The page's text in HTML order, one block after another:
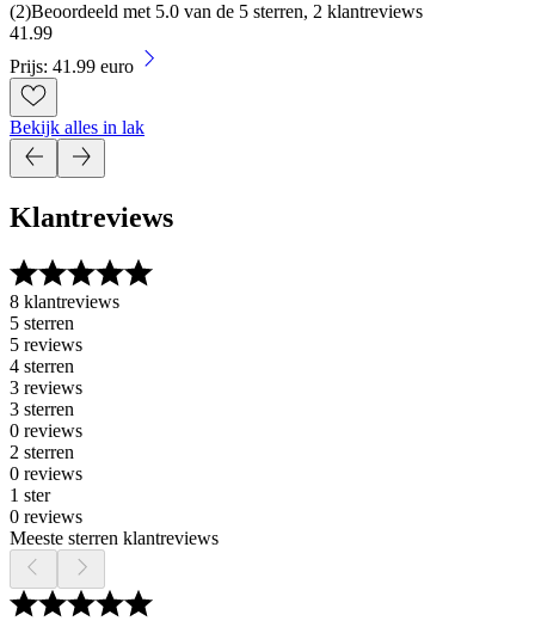
(2)Beoordeeld met 5.0 van de 5 sterren, 2 klantreviews
41 .99
Prijs: 41.99 euro
Bekijk alles in lak
Klantreviews
8 klantreviews
5 sterren
5 reviews
4 sterren
3 reviews
3 sterren
0 reviews
2 sterren
0 reviews
1 ster
0 reviews
Meeste sterren klantreviews